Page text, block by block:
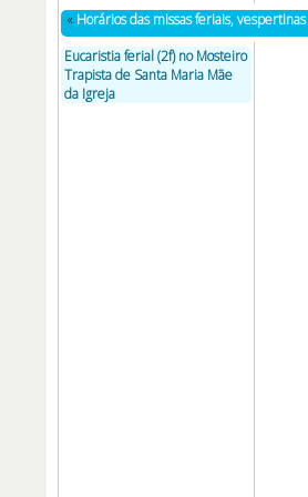
« Horários das missas feriais,
Eucaristia ferial (2f) no Mosteiro
Trapista de Santa Maria Mãe
da Igreja